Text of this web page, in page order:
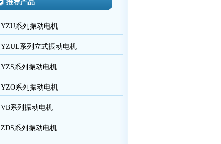
YZU系列振动电机
YZUL系列立式振动电机
YZS系列振动电机
YZO系列振动电机
VB系列振动电机
ZDS系列振动电机